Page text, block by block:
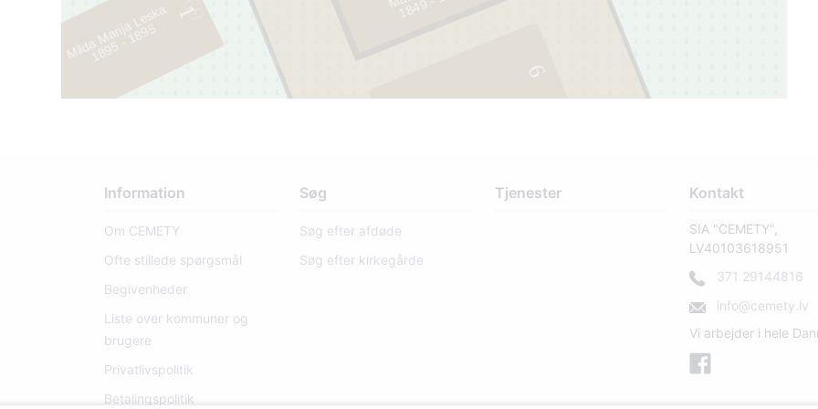
69
6
1 1849 -188
Milda Marija Leska
1895-189
5
Information
Om CEMETY
Ofte stillede spørgsmål
Begivenheder
Liste over kommuner og
brugere
Privatlivspolitik
Betalingspolitik
Søg
Søg efter afdøde
Søg efter kirkegårde
Tjenester Kontakt
SIA "CEMETY",
LV40103618951
371 29144816
info@cemety.lv
Vi arbejder i hele